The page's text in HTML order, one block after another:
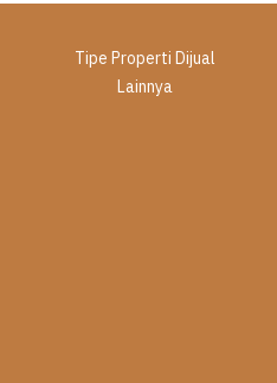
Tipe Properti Dijual
Lainnya